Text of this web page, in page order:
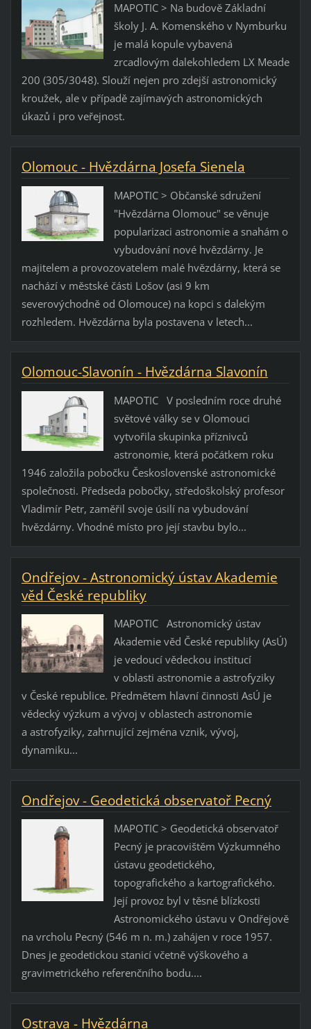
MAPOTIC > Na budově Základní
školy J. A. Komenského v Nymburku
je malá kopule vybavená
zrcadlovým dalekohledem LX Meade
200 (305/3048). Slouží nejen pro zdejší astronomický
kroužek, ale v případě zajímavých astronomických
úkazů i pro veřejnost.
Olomouc - Hvězdárna Josefa Sienela
MAPOTIC > Občanské sdružení
"Hvězdárna Olomouc" se věnuje
popularizaci astronomie a snahám o
vybudování nové hvězdárny. Je
majitelem a provozovatelem malé hvězdárny, která se
nachází v městské části Lošov (asi 9 km
severovýchodně od Olomouce) na kopci s dalekým
rozhledem. Hvězdárna byla postavena v letech...
Olomouc-Slavonín - Hvězdárna Slavonín
MAPOTIC V posledním roce druhé
světové války se v Olomouci
vytvořila skupinka příznivců
astronomie, která počátkem roku
1946 založila pobočku Československé astronomické
společnosti. Předseda pobočky, středoškolský profesor
Vladimír Petr, zaměřil svoje úsilí na vybudování
hvězdárny. Vhodné místo pro její stavbu bylo...
Ondřejov - Astronomický ústav Akademie
věd České republiky
MAPOTIC Astronomický ústav
Akademie věd České republiky (AsÚ)
je vedoucí vědeckou institucí
v oblasti astronomie a astrofyziky
v České republice. Předmětem hlavní činnosti AsÚ je
vědecký výzkum a vývoj v oblastech astronomie
a astrofyziky, zahrnující zejména vznik, vývoj,
dynamiku...
Ondřejov - Geodetická observatoř Pecný
MAPOTIC > Geodetická observatoř
Pecný je pracovištěm Výzkumného
ústavu geodetického,
topografického a kartografického.
Její provoz byl v těsné blízkosti
Astronomického ústavu v Ondřejově
na vrcholu Pecný (546 m n. m.) zahájen v roce 1957.
Dnes je geodetickou stanicí včetně výškového a
gravimetrického referenčního bodu....
Ostrava - Hvězdárna